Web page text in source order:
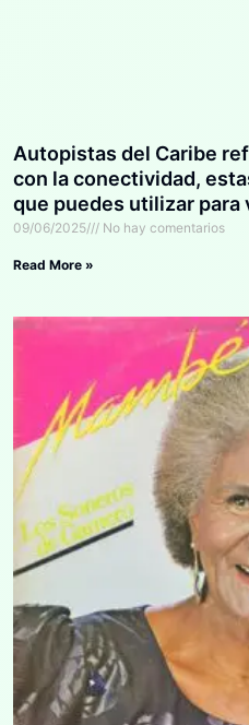
Autopistas del Caribe
con la conectividad,
que puedes utilizar para
Barranquilla
09/06/2025 No hay comentarios
Read More »